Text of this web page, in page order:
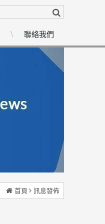
聯絡我們
首頁 訊息發佈